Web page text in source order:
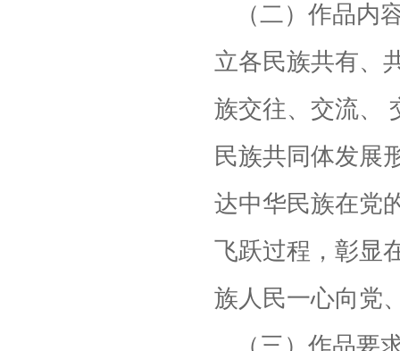
（二）作品内
立各民族共有、
族交往、交流、
民族共同体发展
达中华民族在党
飞跃过程，彰显
族人民一心向党
（三）作品要